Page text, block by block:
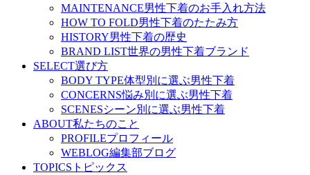
MAINTENANCE男性下着のお手入れ方法
HOW TO FOLD男性下着のたたみ方
HISTORY男性下着の歴史
BRAND LIST世界の男性下着ブランド
SELECT選び方
BODY TYPE体型別に選ぶ男性下着
CONCERNS悩み別に選ぶ男性下着
SCENESシーン別に選ぶ男性下着
ABOUT私たちのこと
PROFILEプロフィール
WEBLOG編集部ブログ
TOPICS トピックス